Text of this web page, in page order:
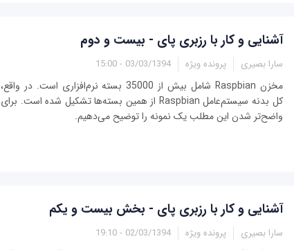
آشنایی و کار با رزبری پای - بیست و دوم
سارا بصیری پرونده ویژه 03/03/1394 - 15:00
مخزن Raspbian شامل بیش ‌از 35000 بسته نرم‌افزاری است. در واقع،
کل بدنه سیستم‌عامل Raspbian از همین بسته‌ها تشکیل شده است. برای
واضح‌تر شدن این مطلب یک نمونه را توضیح می‌دهیم.
آشنایی و کار با رزبری پای - بخش بیست و یکم
سارا بصیری پرونده ویژه 02/03/1394 - 19:10